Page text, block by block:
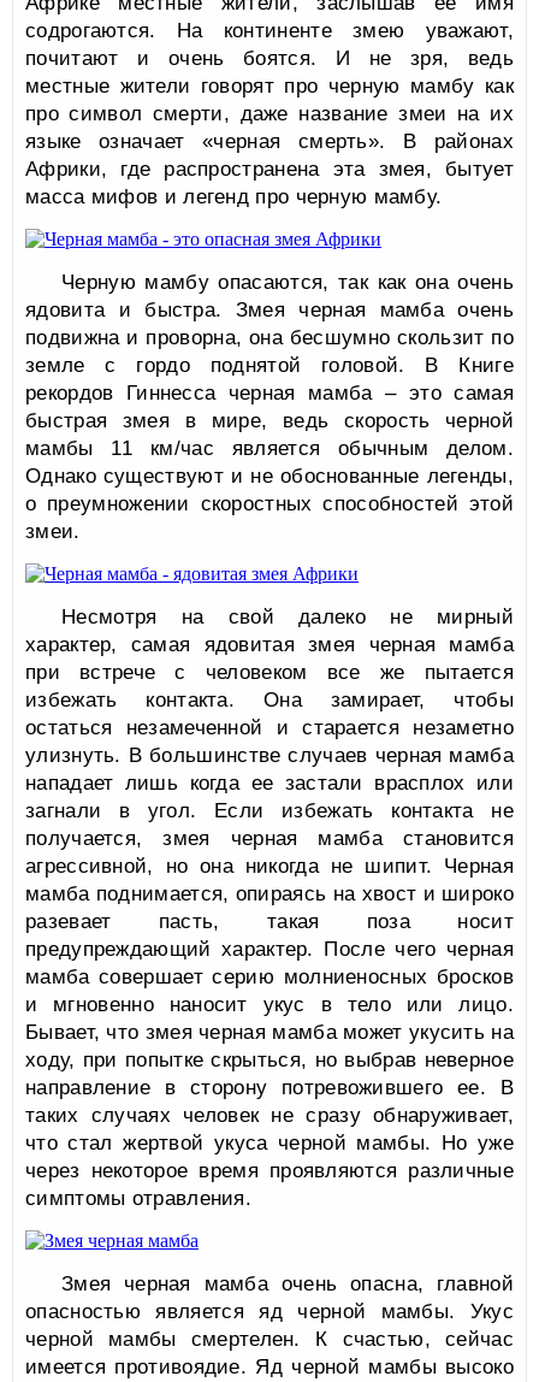
содрогаются. На континенте змею уважают,
почитают и очень боятся. И не зря, ведь
местные жители говорят про черную мамбу как
про символ смерти, даже название змеи на их
языке означает «черная смерть». В районах
Африки, где распространена эта змея, бытует
масса мифов и легенд про черную мамбу.
Черную мамбу опасаются, так как она очень
ядовита и быстра. Змея черная мамба очень
подвижна и проворна, она бесшумно скользит по
земле с гордо поднятой головой. В Книге
рекордов Гиннесса черная мамба – это самая
быстрая змея в мире, ведь скорость черной
мамбы 11 км/час является обычным делом.
Однако существуют и не обоснованные легенды,
о преумножении скоростных способностей этой
змеи.
Несмотря на свой далеко не мирный
характер, самая ядовитая змея черная мамба
при встрече с человеком все же пытается
избежать контакта. Она замирает, чтобы
остаться незамеченной и старается незаметно
улизнуть. В большинстве случаев черная мамба
нападает лишь когда ее застали врасплох или
загнали в угол. Если избежать контакта не
получается, змея черная мамба становится
агрессивной, но она никогда не шипит. Черная
мамба поднимается, опираясь на хвост и широко
разевает пасть, такая поза носит
предупреждающий характер. После чего черная
мамба совершает серию молниеносных бросков
и мгновенно наносит укус в тело или лицо.
Бывает, что змея черная мамба может укусить на
ходу, при попытке скрыться, но выбрав неверное
направление в сторону потревожившего ее. В
таких случаях человек не сразу обнаруживает,
что стал жертвой укуса черной мамбы. Но уже
через некоторое время проявляются различные
симптомы отравления.
Змея черная мамба очень опасна, главной
опасностью является яд черной мамбы. Укус
черной мамбы смертелен. К счастью, сейчас
имеется противоядие. Яд черной мамбы высоко